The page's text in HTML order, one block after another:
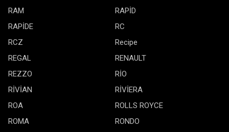
RAM
RAPİD
RAPİDE
RC
RCZ
Recipe
REGAL
RENAULT
REZZO
RİO
RİVİAN
RİVİERA
ROA
ROLLS ROYCE
ROMA
RONDO